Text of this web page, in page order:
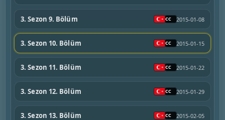
3. Sezon 9. Bölüm 2015-01-08
3. Sezon 10. Bölüm 2015-01-15
3. Sezon 11. Bölüm 2015-01-22
3. Sezon 12. Bölüm 2015-01-29
3. Sezon 13. Bölüm 2015-02-05